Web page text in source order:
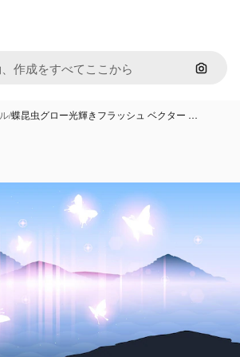
画像で
/蝶昆虫グロー光輝きフラッシュ ベクター …